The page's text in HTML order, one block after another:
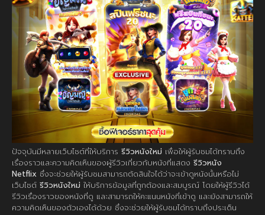
ปัจจุบันมีหลายเว็บไซต์ที่ให้บริการ รีวิวหนังใหม่ เพื่อให้ผู้รับชมได้ทราบถึง
เรื่องราวและความคิดเห็นของผู้รีวิวเกี่ยวกับหนังที่แสดง รีวิวหนัง
Netflix ซึ่งจะช่วยให้ผู้รับชมสามารถตัดสินใจได้ว่าจะเข้าดูหนังนั้นหรือไม่
เว็บไซต์ รีวิวหนังใหม่ ให้บริการข้อมูลที่ถูกต้องและสมบูรณ์ โดยให้ผู้รีวิวได้
รีวิวเรื่องราวของหนังที่ดู และสามารถให้คะแนนหนังที่เข้าดู และยังสามารถให้
ความคิดเห็นของตัวเองได้ด้วย ซึ่งจะช่วยให้ผู้รับชมได้ทราบถึงประเด็น